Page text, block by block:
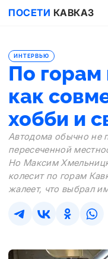
ПОСЕТИ КАВКАЗ
По горам
как
хобби и
ИНТЕРВЬЮ
Автодома обычно не
пересеченной
Но Максим
колесит по горам
жалеет, что выбрал